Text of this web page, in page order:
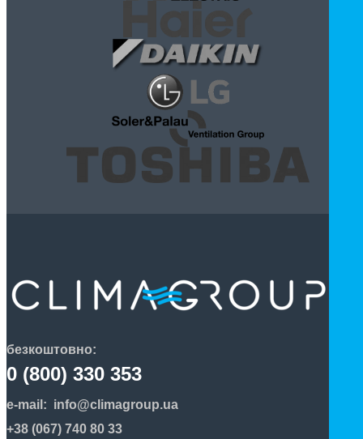
безкоштовно:
0 (800) 330 353
e-mail: info@climagroup.ua
+38 (067) 740 80 33